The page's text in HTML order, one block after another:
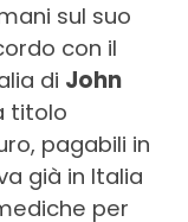
sul suo
con il
di John
titolo
pagabili in
già in Italia
per